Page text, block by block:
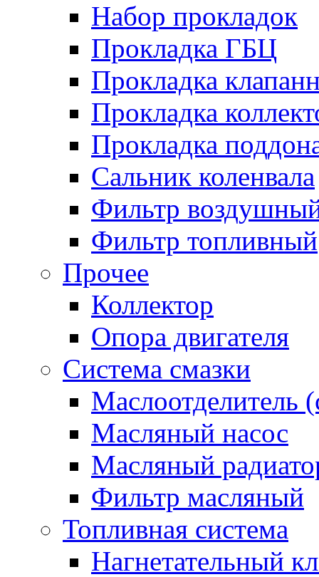
Набор прокладок
Прокладка ГБЦ
Прокладка
Прокладка
Прокладка
Сальник коленвала
Фильтр
Фильтр топливный
Прочее
Коллектор
Опора двигателя
Система смазки
Маслоотделитель
Масляный насос
Масляный
Фильтр масляный
Топливная система
Нагнетательный